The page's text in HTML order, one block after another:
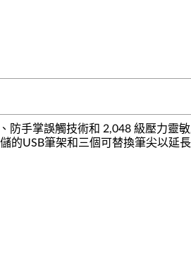
手掌誤觸技術和 2,048 級壓力靈
的USB筆架和三個可替換筆尖以延長